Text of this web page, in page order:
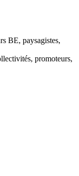
BE, paysagistes,
promoteurs,